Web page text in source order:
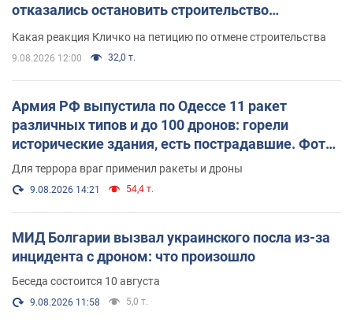
отказались остановить строительство
Какая реакция Кличко на петицию по отмене строительства
9.08.2026 12:00 32,0 т.
Армия РФ выпустила по Одессе 11 ракет
различных типов и до 100 дронов: горели
исторические здания, есть пострадавшие. Фото
и видео
Для террора враг применил ракеты и дроны
9.08.2026 14:21 54,4 т.
МИД Болгарии вызвал украинского посла из-за
инцидента с дроном: что произошло
Беседа состоится 10 августа
9.08.2026 11:58 5,0 т.